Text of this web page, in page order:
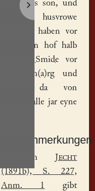
Trutwines son, und
sine husvrowe
haben vor
sazct iren hofhalb
Peczold Smide vor
zchen m(a)rg und
sullen da von
gebe(n) alle jar eyne
Sachanmerkungen
] In Jecht
(1891b), S. 227,
Anm. 1
gibt